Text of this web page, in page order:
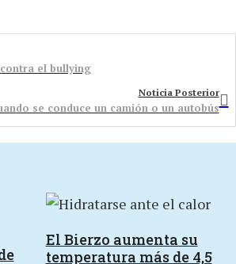
el bullying
Noticia Posterior
se conduce un camión o un autobús
El Bierzo aumenta su
temperatura más de 4,5